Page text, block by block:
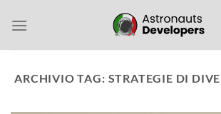
ARCHIVIO TAG: STRATEGIE DI